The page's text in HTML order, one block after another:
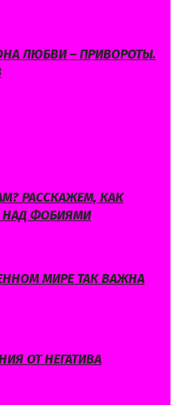
ЛЮБВИ – ПРИВОРОТЫ.
РАССКАЖЕМ, КАК
НАД ФОБИЯМИ
МИРЕ ТАК ВАЖНА
ОТ НЕГАТИВА